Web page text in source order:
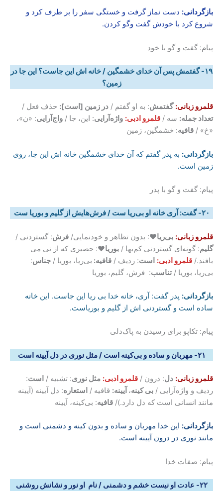
بازگردانی: دست نماز گرفت و خستگی سفر را بر طرف کرد و
شروع کرد با خودش گفت وگو کردن.
پیام: گفت و گو با خود
۱۹- گفتمش پس آن خدای خشمگین / خانه اش این جاست؟ این جا در
زمین؟
قلمرو زبانی: گفتمش: به او گفتم / در زمین [است]: حذف فعل /
تعداد جمله: سه / قلمرو ادبی: واژه‌آرایی: این، جا / واج‌آرایی: «ن»،
«خ» / قافیه: خشمگین، زمین
بازگردانی: به پدر گفتم که آن خدای خشمگین خانه اش این جا، روی
زمین است.
پیام: گفت و گو با پدر
۲۰- گفت: آری خانه او بی ریا ست / فرشهایش از گلیم و بوریا ست
قلمرو زبانی: بیریا♥: بدون تظاهر و خودنمایی/ فرش: گستردنی /
گلیم: گونه‌ای گستردنی کم‌بها / بوریا♥: حصیری که از نی می
بافند./ قلمرو ادبی: است: ردیف / قافیه: بی‌ریا، بوریا / جناس:
بی‌ریا، بوریا /تناسب: ‌ فرش‌، گلیم، بوریا
بازگردانی: پدر گفت: آری، خانه خدا بی ریا این جاست. این خانه
ساده است و گستردنی اش از گلیم و بوریاست.
پیام: تکاپو برای رسیدن به پاک‌دلی
۲۱- مهربان و ساده و بی کینه است / مثل نوری در دل آیینه است
قلمرو زبانی: دل: درون / قلمرو ادبی: مثل نوری: تشبیه / است:
ردیف و واژه‌آرایی / بی کینه، آیینه: قافیه / استعاره: دل آیینه (آیینه
مانند انسانی است که دل دارد.)/ قافیه: بی‌کینه، آیینه
بازگردانی: این خدا مهربان و ساده و بدون کینه و دشمنی است و
مانند نوری در درون آیینه است.
پیام: صفات خدا
۲۲- عادت او نیست خشم و دشمنی / نام او نور و نشانش روشنی